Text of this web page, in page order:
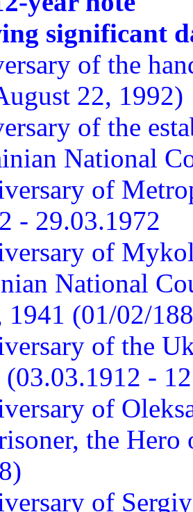
significant
of the
22, 1992)
of the
National
of
- 29.03.1972
of
National
1941 (01/02/
of the
(03.03.1912 -
of
the
of